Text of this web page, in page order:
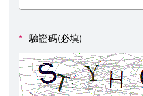
人事室
諮詢信箱進度查詢
* 驗證碼(必填)